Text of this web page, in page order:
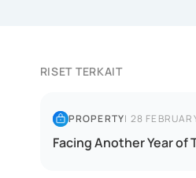
RISET TERKAIT
PROPERTY| 28
Facing Another Year of